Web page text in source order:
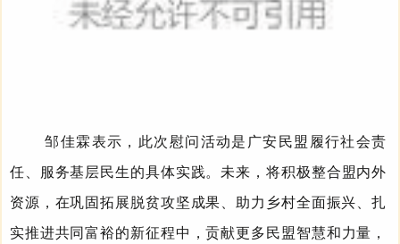
邹佳霖表示， 此次慰问活动是广安民盟履行社会责
任、服务基层民生的具体实践。未来，将积极整合盟内外
资源，在巩固拓展脱贫攻坚成果、助力乡村全面振兴、扎
实推进共同富裕的新征程中，贡献更多民盟智慧和力量，